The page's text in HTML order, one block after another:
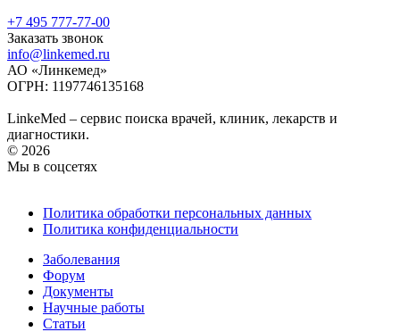
+7 495 777-77-00
Заказать звонок
info@linkemed.ru
АО «Линкемед»
ОГРН: 1197746135168
LinkeMed – сервис поиска врачей, клиник, лекарств и
диагностики.
© 2026
Мы в соцсетях
Политика обработки персональных данных
Политика конфиденциальности
Заболевания
Форум
Документы
Научные работы
Статьи